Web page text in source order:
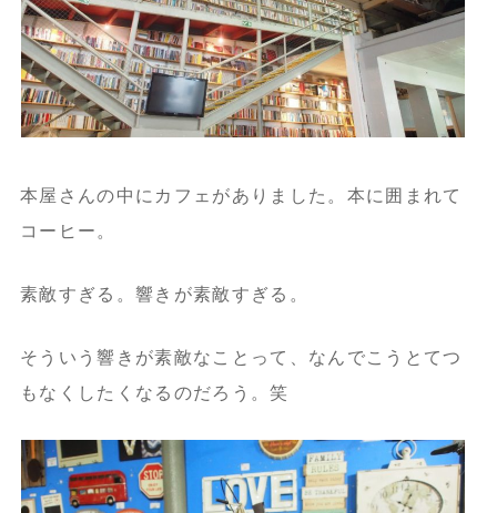
本屋さんの中にカフェがありました。本に囲まれて
コーヒー。
素敵すぎる。響きが素敵すぎる。
そういう響きが素敵なことって、なんでこうとてつ
もなくしたくなるのだろう。笑